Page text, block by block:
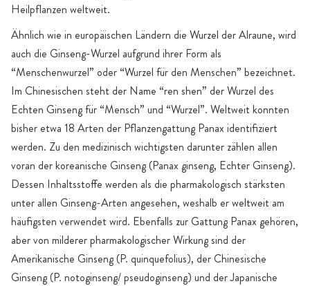
Heilpflanzen weltweit.
Ähnlich wie in europäischen Ländern die Wurzel der Alraune, wird
auch die Ginseng-Wurzel aufgrund ihrer Form als
“Menschenwurzel” oder “Wurzel für den Menschen” bezeichnet.
Im Chinesischen steht der Name “ren shen” der Wurzel des
Echten Ginseng für “Mensch” und “Wurzel”. Weltweit konnten
bisher etwa 18 Arten der Pflanzengattung Panax identifiziert
werden. Zu den medizinisch wichtigsten darunter zählen allen
voran der koreanische Ginseng (Panax ginseng, Echter Ginseng).
Dessen Inhaltsstoffe werden als die pharmakologisch stärksten
unter allen Ginseng-Arten angesehen, weshalb er weltweit am
häufigsten verwendet wird. Ebenfalls zur Gattung Panax gehören,
aber von milderer pharmakologischer Wirkung sind der
Amerikanische Ginseng (P. quinquefolius), der Chinesische
Ginseng (P. notoginseng/ pseudoginseng) und der Japanische